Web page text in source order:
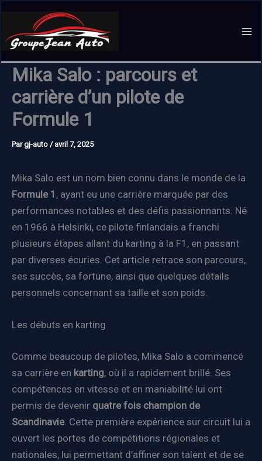
contenu
Mika Salo : parcours et
carrière d’un pilote de
Formule 1
Pargj-auto / avril 7, 2025
Mika Salo est un nom bien connu dans le monde de la
Formule 1 , ayant eu une carrière marquée par des
performances notables et des défis passionnants. Né
en 1966 à Helsinki, ce pilote finlandais a franchi
plusieurs étapes allant du karting à la F1, en passant
par diverses écuries. Cet article retrace son parcours,
ses succès, sa fortune, ainsi que quelques détails
personnels concernant sa taille et son poids.
Les débuts en karting
Comme beaucoup de pilotes, Mika Salo a commencé
sa carrière en karting, où il a rapidement brillé. Ses
compétences en vitesse et en maniabilité lui ont
permis de devenir quatre fois champion de
Scandinavie. Cette première expérience sur circuit lui a
ouvert les portes de compétitions régionales et
nationales, lui permettant d’affiner son talent et de se